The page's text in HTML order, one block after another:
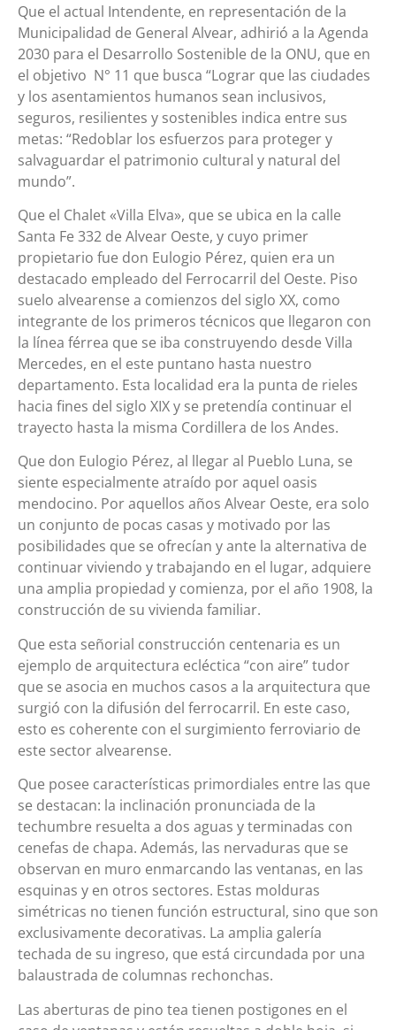
Que el actual Intendente, en representación de la
Municipalidad de General Alvear, adhirió a la Agenda
2030 para el Desarrollo Sostenible de la ONU, que en
el objetivo N° 11 que busca “Lograr que las ciudades
y los asentamientos humanos sean inclusivos,
seguros, resilientes y sostenibles indica entre sus
metas: “Redoblar los esfuerzos para proteger y
salvaguardar el patrimonio cultural y natural del
mundo”.
Que el Chalet «Villa Elva», que se ubica en la calle
Santa Fe 332 de Alvear Oeste, y cuyo primer
propietario fue don Eulogio Pérez, quien era un
destacado empleado del Ferrocarril del Oeste. Piso
suelo alvearense a comienzos del siglo XX, como
integrante de los primeros técnicos que llegaron con
la línea férrea que se iba construyendo desde Villa
Mercedes, en el este puntano hasta nuestro
departamento. Esta localidad era la punta de rieles
hacia fines del siglo XIX y se pretendía continuar el
trayecto hasta la misma Cordillera de los Andes.
Que don Eulogio Pérez, al llegar al Pueblo Luna, se
siente especialmente atraído por aquel oasis
mendocino. Por aquellos años Alvear Oeste, era solo
un conjunto de pocas casas y motivado por las
posibilidades que se ofrecían y ante la alternativa de
continuar viviendo y trabajando en el lugar, adquiere
una amplia propiedad y comienza, por el año 1908, la
construcción de su vivienda familiar.
Que esta señorial construcción centenaria es un
ejemplo de arquitectura ecléctica “con aire” tudor
que se asocia en muchos casos a la arquitectura que
surgió con la difusión del ferrocarril. En este caso,
esto es coherente con el surgimiento ferroviario de
este sector alvearense.
Que posee características primordiales entre las que
se destacan: la inclinación pronunciada de la
techumbre resuelta a dos aguas y terminadas con
cenefas de chapa. Además, las nervaduras que se
observan en muro enmarcando las ventanas, en las
esquinas y en otros sectores. Estas molduras
simétricas no tienen función estructural, sino que son
exclusivamente decorativas. La amplia galería
techada de su ingreso, que está circundada por una
balaustrada de columnas rechonchas.
Las aberturas de pino tea tienen postigones en el